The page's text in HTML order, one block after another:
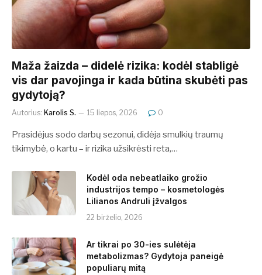
​​Maža žaizda – didelė rizika: kodėl stabligė
vis dar pavojinga ir kada būtina skubėti pas
gydytoją?
Autorius: Karolis S. 15 liepos, 2026 0
Prasidėjus sodo darbų sezonui, didėja smulkių traumų
tikimybė, o kartu – ir rizika užsikrėsti reta,…
Kodėl oda nebeatlaiko grožio
industrijos tempo – kosmetologės
Lilianos Andruli įžvalgos
22 birželio, 2026
Ar tikrai po 30-ies sulėtėja
metabolizmas? Gydytoja paneigė
populiarų mitą